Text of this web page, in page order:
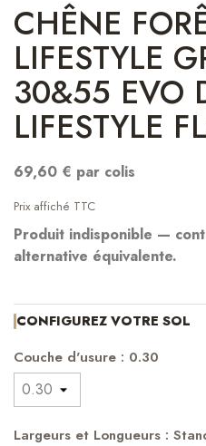
CHÊNE
LIFESTYLE
30&55 EVO
LIFESTYLE
69,60 € par colis
Prix affiché TTC
Produit indisponible —
alternative équivalente.
CONFIGUREZ VOTRE SOL
Couche d'usure : 0.30
Largeurs et Longueurs :